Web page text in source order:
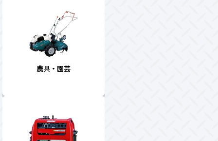
農具・園芸